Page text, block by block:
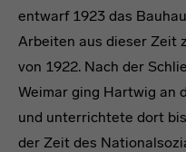
entwarf 1923 das
Arbeiten aus dieser Zeit
von 1922. Nach der
Weimar ging Hartwig an
und unterrichtete dort
der Zeit des